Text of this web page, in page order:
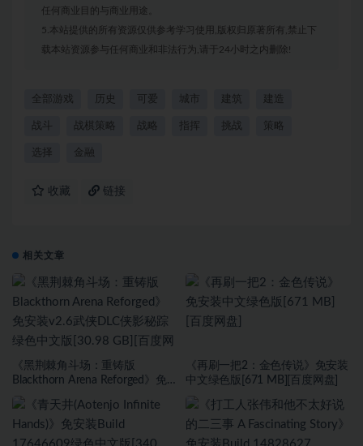
任何商业目的与商业用途。
5.本站提供的所有资源仅供参考学习使用,版权归原著所有,禁止下
载本站资源参与任何商业和非法行为,请于24小时之内删除!
全部游戏 历史 可爱 城市 建筑 建造
战斗 战棋策略 战略 指挥 挑战 策略
选择 金融
收藏 链接
相关文章
《黑荆棘角斗场：重铸版
Blackthorn Arena Reforged》免
文版[30.98 GB][百度网盘]
《再刷一把2：金色传说》免安装
中文绿色版[671 MB][百度网盘]